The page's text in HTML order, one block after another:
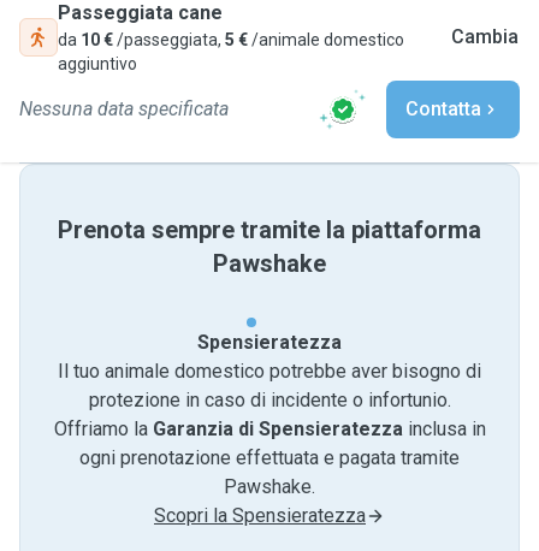
Passeggiata cane
da 10 €/passeggiata, 5 €/animale domestico
aggiuntivo
Cambia
Nessuna data specificata Contatta
Prenota sempre tramite la piattaforma
Pawshake
Spensieratezza
Il tuo animale domestico potrebbe aver bisogno di
protezione in caso di incidente o infortunio.
Offriamo la Garanzia di Spensieratezzainclusa in
ogni prenotazione effettuata e pagata tramite
Pawshake.
Scopri la Spensieratezza